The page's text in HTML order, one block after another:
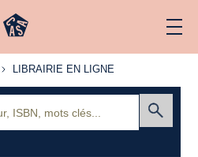
LIBRAIRIE
LIBRAIRIE EN LIGNE